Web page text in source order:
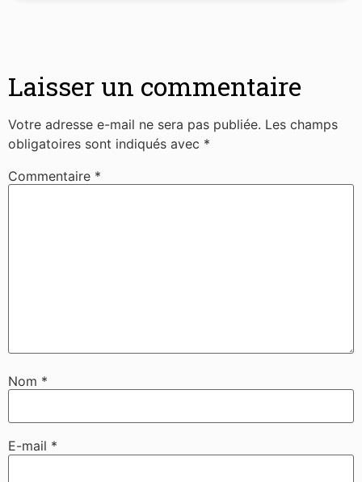
Laisser un commentaire
Votre adresse e-mail ne sera pas publiée. Les champs
obligatoires sont indiqués avec *
Commentaire *
Nom *
E-mail *